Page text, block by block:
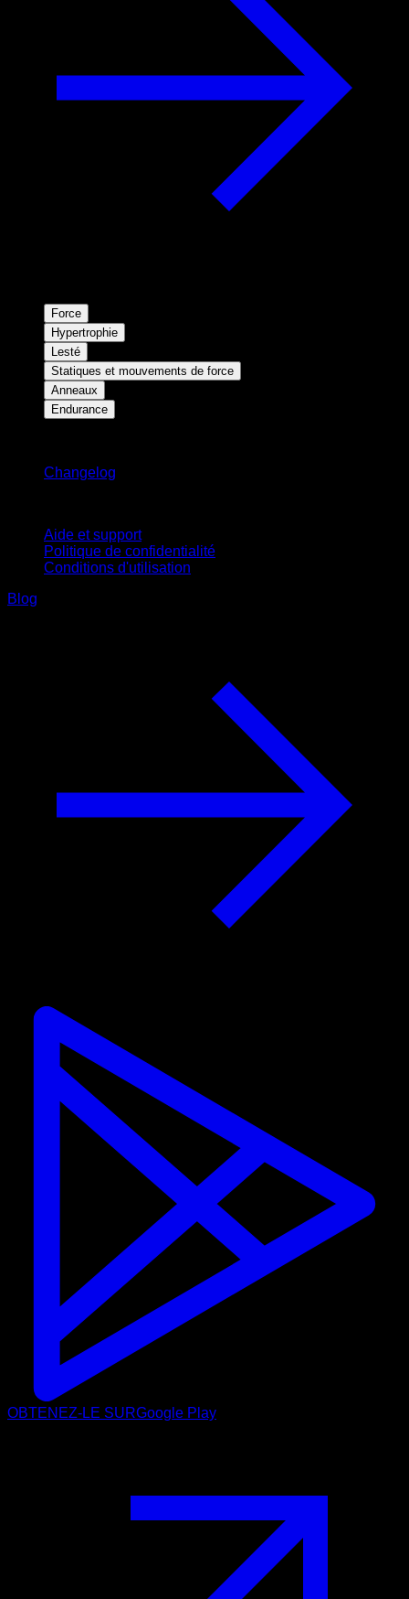
Force
Hypertrophie
Lesté
Statiques et mouvements de force
Anneaux
Endurance
Changelog
Aide et support
Politique de confidentialité
Conditions d'utilisation
Blog
OBTENEZ-LE SURGoogle Play